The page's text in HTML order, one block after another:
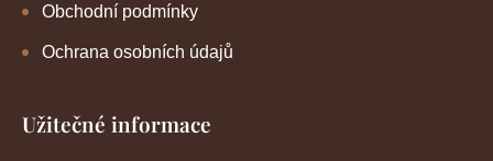
Obchodní podmínky
Ochrana osobních údajů
Užitečné informace